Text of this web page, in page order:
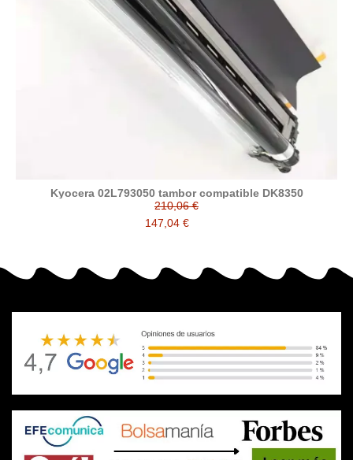
Kyocera 02L793050 tambor compatible DK8350
210,06 €
147,04 €